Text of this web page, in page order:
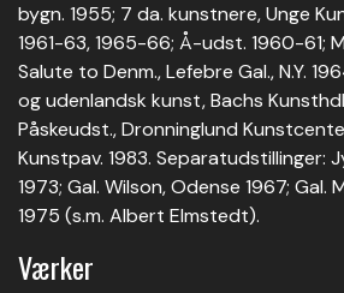
bygn. 1955; 7 da. kunstnere, Unge
1961-63, 1965-66; Å-udst. 1960-61;
Salute to Denm., Lefebre Gal., N.Y.
og udenlandsk kunst, Bachs
Påskeudst., Dronninglund
Kunstpav. 1983. Separatudstillinger:
1973; Gal. Wilson, Odense 1967;
1975 (s.m. Albert Elmstedt).
Værker